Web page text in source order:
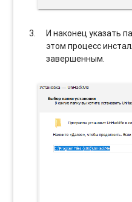
И наконец указать
этом процесс
завершенным.